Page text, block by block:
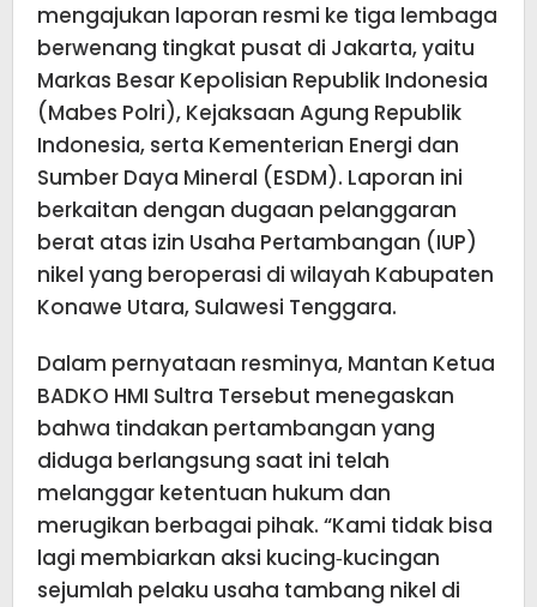
mengajukan laporan resmi ke tiga lembaga
berwenang tingkat pusat di Jakarta, yaitu
Markas Besar Kepolisian Republik Indonesia
(Mabes Polri), Kejaksaan Agung Republik
Indonesia, serta Kementerian Energi dan
Sumber Daya Mineral (ESDM). Laporan ini
berkaitan dengan dugaan pelanggaran
berat atas izin Usaha Pertambangan (IUP)
nikel yang beroperasi di wilayah Kabupaten
Konawe Utara, Sulawesi Tenggara.
Dalam pernyataan resminya, Mantan Ketua
BADKO HMI Sultra Tersebut menegaskan
bahwa tindakan pertambangan yang
diduga berlangsung saat ini telah
melanggar ketentuan hukum dan
merugikan berbagai pihak. “Kami tidak bisa
lagi membiarkan aksi kucing‑kucingan
sejumlah pelaku usaha tambang nikel di